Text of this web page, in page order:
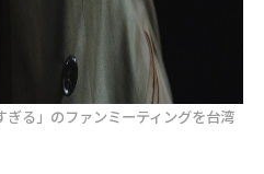
る」のファンミーティングを台湾